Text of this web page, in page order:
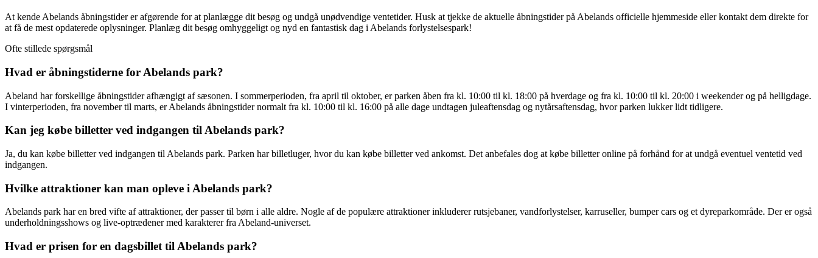
At kende Abelands åbningstider er afgørende for at planlægge dit besøg og undgå unødvendige ventetider. Husk at tjekke de aktuelle åbningstider på Abelands officielle hjemmeside eller kontakt dem direkte for
at få de mest opdaterede oplysninger. Planlæg dit besøg omhyggeligt og nyd en fantastisk dag i Abelands forlystelsespark!
Ofte stillede spørgsmål
Hvad er åbningstiderne for Abelands park?
Abeland har forskellige åbningstider afhængigt af sæsonen. I sommerperioden, fra april til oktober, er parken åben fra kl. 10:00 til kl. 18:00 på hverdage og fra kl. 10:00 til kl. 20:00 i weekender og på helligdage.
I vinterperioden, fra november til marts, er Abelands åbningstider normalt fra kl. 10:00 til kl. 16:00 på alle dage undtagen juleaftensdag og nytårsaftensdag, hvor parken lukker lidt tidligere.
Kan jeg købe billetter ved indgangen til Abelands park?
Ja, du kan købe billetter ved indgangen til Abelands park. Parken har billetluger, hvor du kan købe billetter ved ankomst. Det anbefales dog at købe billetter online på forhånd for at undgå eventuel ventetid ved
indgangen.
Hvilke attraktioner kan man opleve i Abelands park?
Abelands park har en bred vifte af attraktioner, der passer til børn i alle aldre. Nogle af de populære attraktioner inkluderer rutsjebaner, vandforlystelser, karruseller, bumper cars og et dyreparkområde. Der er også
underholdningsshows og live-optrædener med karakterer fra Abeland-universet.
Hvad er prisen for en dagsbillet til Abelands park?